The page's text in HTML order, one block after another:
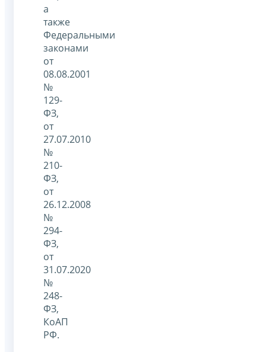
а
также
Федеральными
законами
от
08.08.2001
№
129-
ФЗ,
от
27.07.2010
№
210-
ФЗ,
от
26.12.2008
№
294-
ФЗ,
от
31.07.2020
№
248-
ФЗ,
КоАП
РФ.